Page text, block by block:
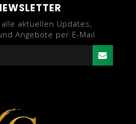
aktuellen Updates,
Angebote per E-Mail